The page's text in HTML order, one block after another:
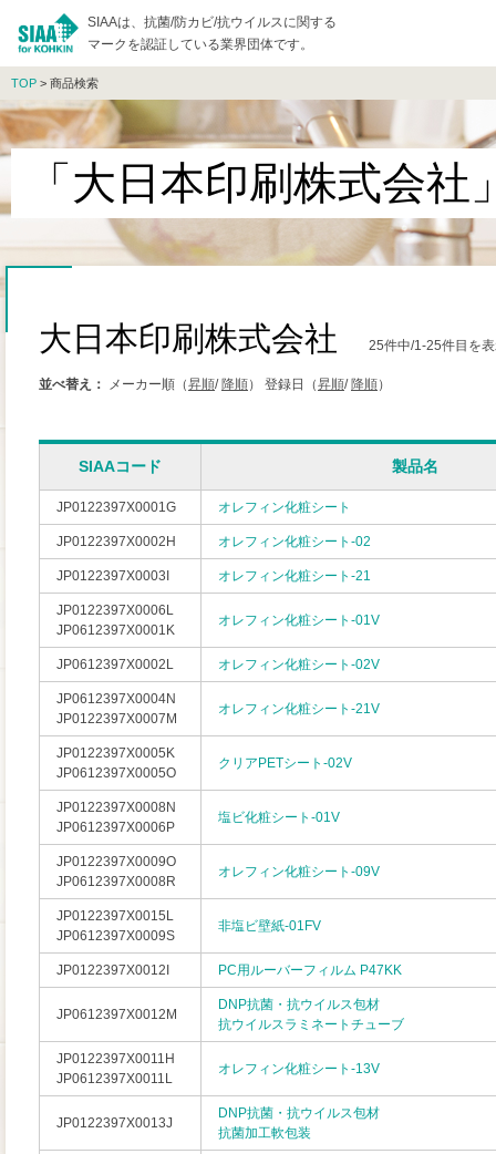
SIAAは、抗菌/防カビ/抗ウイルスに関する
マークを認証している業界団体です。
TOP > 商品検索
「大日本印刷株式会社
大日本印刷株式会社 25件中/1-25件目を
並べ替え： メーカー順（昇順/ 降順） 登録日（昇順/ 降順）
SIAAコード 製品名
JP0122397X0001G オレフィン化粧シート
JP0122397X0002H オレフィン化粧シート-02
JP0122397X0003I オレフィン化粧シート-21
JP0122397X0006L
JP0612397X0001K
オレフィン化粧シート-01V
JP0612397X0002L オレフィン化粧シート-02V
JP0612397X0004N
JP0122397X0007M
オレフィン化粧シート-21V
JP0122397X0005K
JP0612397X0005O
クリアPETシート-02V
JP0122397X0008N
JP0612397X0006P
塩ビ化粧シート-01V
JP0122397X0009O
JP0612397X0008R
オレフィン化粧シート-09V
JP0122397X0015L
JP0612397X0009S
非塩ビ壁紙-01FV
JP0122397X0012I PC用ルーバーフィルム P47KK
JP0612397X0012M
DNP抗菌・抗ウイルス包材
抗ウイルスラミネートチューブ
JP0122397X0011H
JP0612397X0011L
オレフィン化粧シート-13V
JP0122397X0013J
DNP抗菌・抗ウイルス包材
抗菌加工軟包装